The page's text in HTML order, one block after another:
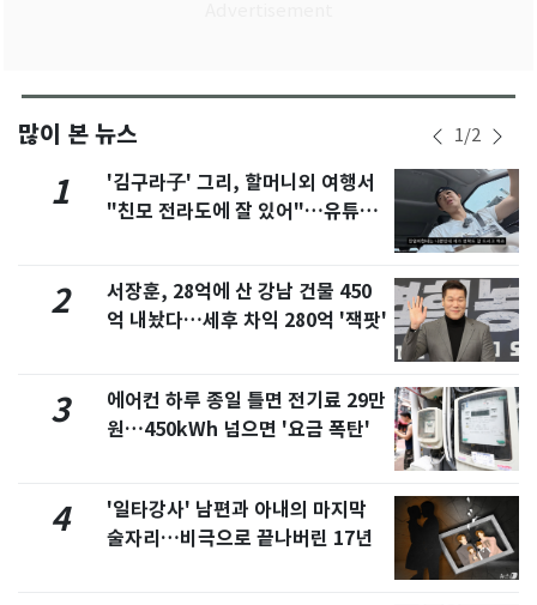
많이 본 뉴스 1/2
1
'김구라子' 그리, 할머니외 여행서
"친모 전라도에 잘 있어"…유튜브
2
서장훈, 28억에 산 강남 건물 450
억 내놨다…세후 차익 280억 '잭팟'
3
에어컨 하루 종일 틀면 전기료 29만
원…450kWh 넘으면 '요금 폭탄'
4
'일타강사' 남편과 아내의 마지막
술자리…비극으로 끝나버린 17년